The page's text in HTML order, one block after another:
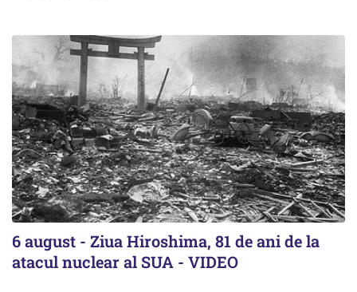
6 august - Ziua Hiroshima, 81 de ani de la
atacul nuclear al SUA - VIDEO